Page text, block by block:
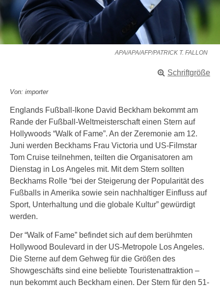
APA/APA/AFP/PATRICK T. FALLON
Schriftgröße
Von: importer
Englands Fußball-Ikone David Beckham bekommt am
Rande der Fußball-Weltmeisterschaft einen Stern auf
Hollywoods “Walk of Fame”. An der Zeremonie am 12.
Juni werden Beckhams Frau Victoria und US-Filmstar
Tom Cruise teilnehmen, teilten die Organisatoren am
Dienstag in Los Angeles mit. Mit dem Stern sollten
Beckhams Rolle “bei der Steigerung der Popularität des
Fußballs in Amerika sowie sein nachhaltiger Einfluss auf
Sport, Unterhaltung und die globale Kultur” gewürdigt
werden.
Der “Walk of Fame” befindet sich auf dem berühmten
Hollywood Boulevard in der US-Metropole Los Angeles.
Die Sterne auf dem Gehweg für die Größen des
Showgeschäfts sind eine beliebte Touristenattraktion –
nun bekommt auch Beckham einen. Der Stern für den 51-